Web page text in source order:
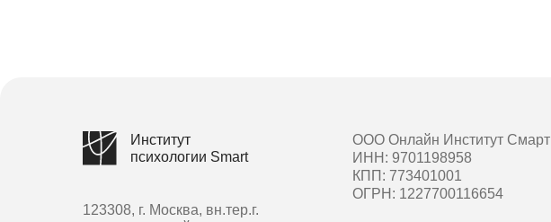
Институт
психологии Smart
123308, г. Москва, вн.тер.г.
ООО Онлайн Институт Смарт
ИНН: 9701198958
КПП: 773401001
ОГРН: 1227700116654